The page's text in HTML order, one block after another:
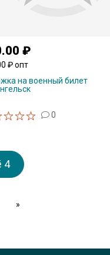
₽
₽ опт
на военный билет
0
4
»